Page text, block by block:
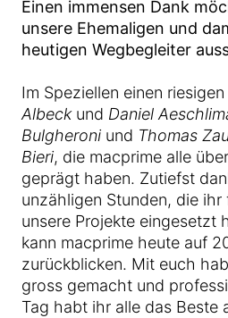
Einen immensen Dank
unsere Ehemaligen und
heutigen Wegbegleiter
Im Speziellen einen riesigen
Albeckund Daniel
Bulgheroni und Thomas
Bieri, die macprime alle
geprägt haben. Zutiefst
unzähligen Stunden, die ihr
unsere Projekte eingesetzt
kann macprime heute auf
zurückblicken. Mit euch
gross gemacht und
Tag habt ihr alle das Beste